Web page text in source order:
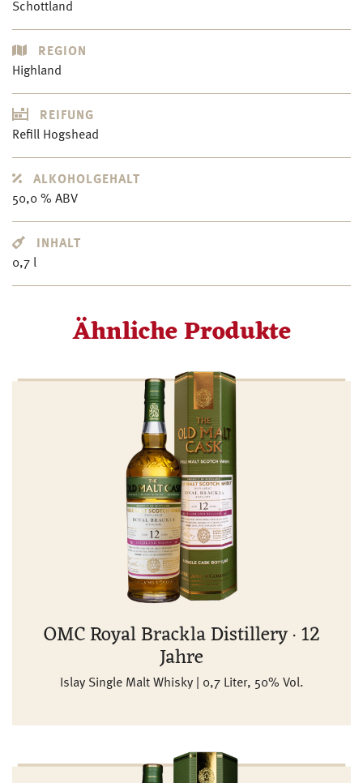
Schottland
REGION
Highland
REIFUNG
Refill Hogshead
ALKOHOLGEHALT
50,0 % ABV
INHALT
0,7 l
Ähnliche Produkte
OMC Royal Brackla Distillery · 12
Jahre
Islay Single Malt Whisky | 0,7 Liter, 50% Vol.